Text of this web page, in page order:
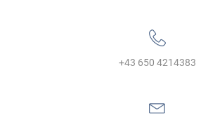
+43 650 4214383‬